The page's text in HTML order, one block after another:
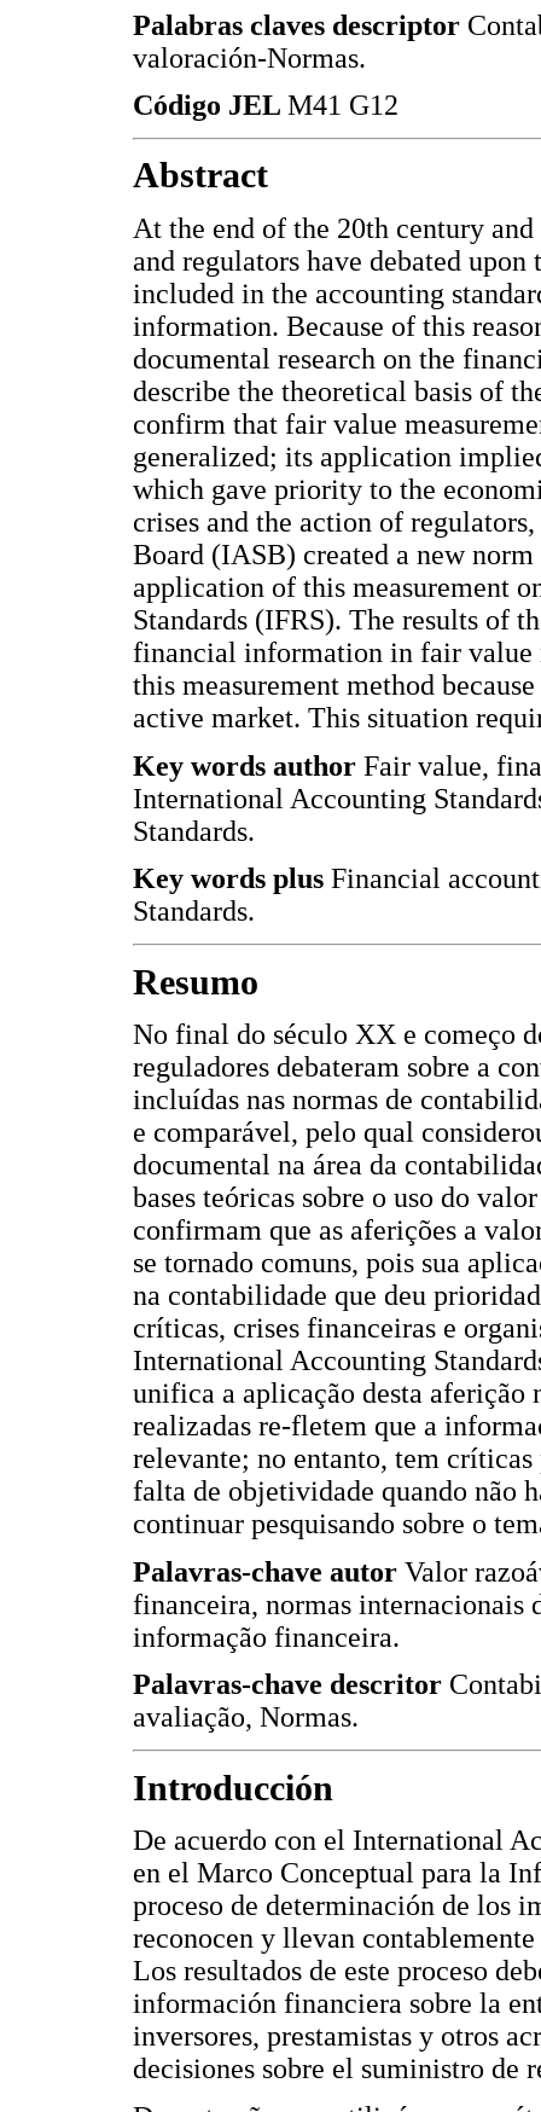
Palabras claves descriptor
valoración-Normas.
Código JEL M41 G12
Abstract
At the end of the 20th century
and regulators have debated
included in the accounting
information. Because of this
documental research on the
describe the theoretical basis of
confirm that fair value
generalized; its application
which gave priority to the
crises and the action of
Board (IASB) created a new
application of this measurement
Standards (IFRS). The results of
financial information in fair value
this measurement method
active market. This situation
Key words author Fair value,
International Accounting
Standards.
Key words plus Financial
Standards.
Resumo
No final do século XX e começo
reguladores debateram sobre a
incluídas nas normas de
e comparável, pelo qual
documental na área da
bases teóricas sobre o uso do
confirmam que as aferições a
se tornado comuns, pois sua
na contabilidade que deu
críticas, crises financeiras e
International Accounting
unifica a aplicação desta aferição
realizadas re-fletem que a
relevante; no entanto, tem críticas
falta de objetividade quando não
continuar pesquisando sobre o
Palavras-chave autor Valor
financeira, normas internacionais
informação financeira.
Palavras-chave descritor
avaliação, Normas.
Introducción
De acuerdo con el International
en el Marco Conceptual para la
proceso de determinación de los
reconocen y llevan
Los resultados de este proceso
información financiera sobre la
inversores, prestamistas y otros
decisiones sobre el suministro de